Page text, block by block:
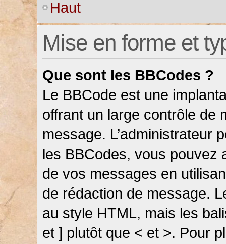
Haut
Mise en forme et
Que sont les BBCodes ?
Le BBCode est une
offrant un large contrôle de
message. L’administrateur
les BBCodes, vous pouvez
de vos messages en
de rédaction de message.
au style HTML, mais les
et ] plutôt que < et >. Pour